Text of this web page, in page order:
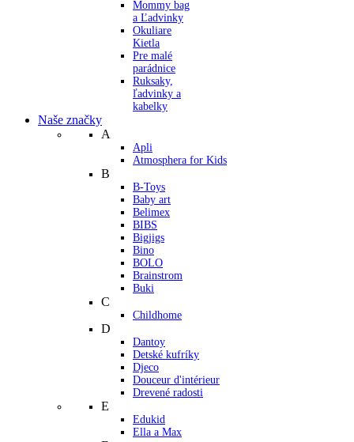
Mommy bag
a Ľadvinky
Okuliare
Kietla
Pre malé
parádnice
Ruksaky,
ľadvinky a
kabelky
Naše značky
A
Apli
Atmosphera for Kids
B
B-Toys
Baby art
Belimex
BIBS
Bigjigs
Bino
BOLO
Brainstrom
Buki
C
Childhome
D
Dantoy
Detské kufríky
Djeco
Douceur d'intérieur
Drevené radosti
E
Edukid
Ella a Max